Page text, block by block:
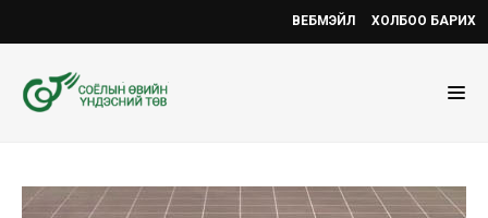
ВЕБМЭЙЛ ХОЛБОО БАРИХ